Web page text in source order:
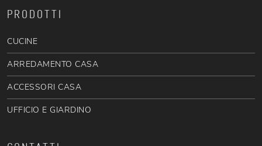
PRODOTTI
CUCINE
ARREDAMENTO CASA
ACCESSORI CASA
UFFICIO E GIARDINO